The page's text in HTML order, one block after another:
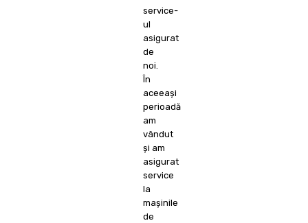
service-
ul
asigurat
de
noi.
În
aceeași
perioadă
am
vândut
și am
asigurat
service
la
mașinile
de